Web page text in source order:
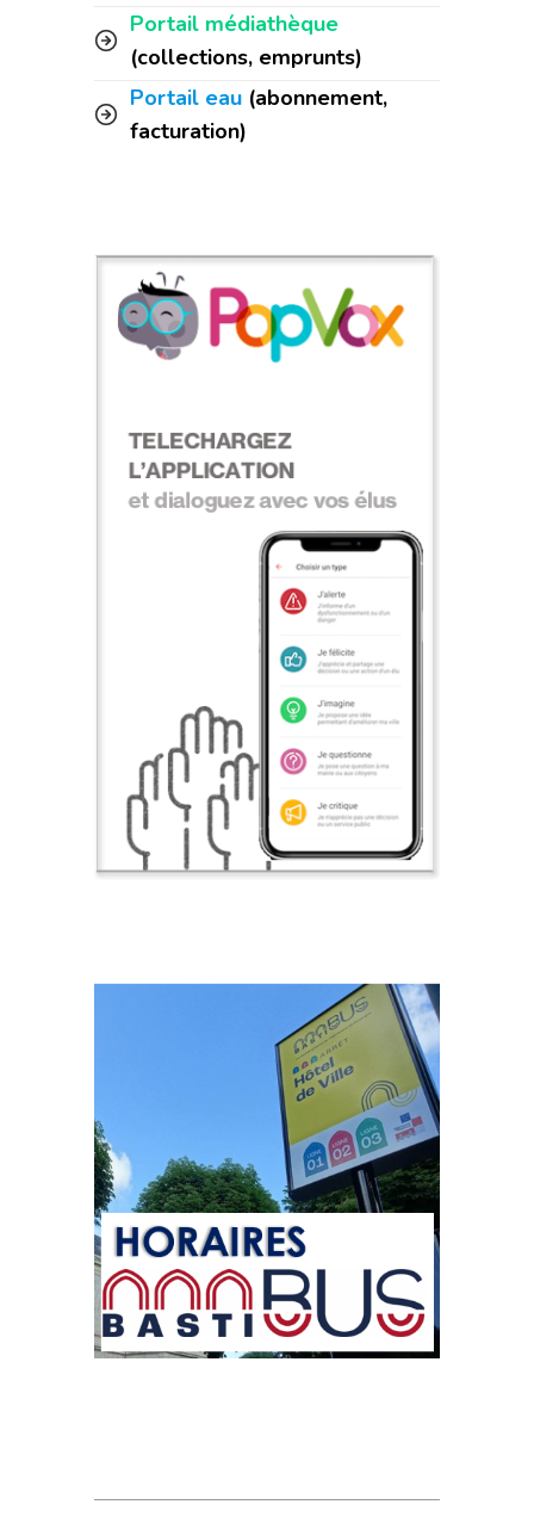
Portail médiathèque
(collections, emprunts)
Portail eau (abonnement,
facturation)